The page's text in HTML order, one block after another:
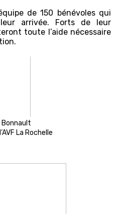
de 150 bénévoles qui
arrivée. Forts de leur
toute l’aide nécessaire
Bonnault
La Rochelle